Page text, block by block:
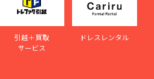
引越＋買取
サービス
ドレスレンタル